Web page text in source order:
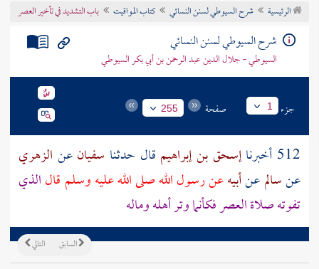
تراجم الأعلام
الرئيسية شرح السيوطي لسنن النسائي كتاب المواقيت باب التشديد في تأخير العصر
شرح السيوطي لسنن النسائي
السيوطي - جلال الدين عبد الرحمن بن أبي بكر السيوطي
جزء 1 صفحة 255
512 أخبرنا إسحق بن إبراهيم قال حدثنا سفيانعن الزهري
عنسالمعنأبيهعن رسول الله صلى الله عليه وسلم قالالذي
تفوته صلاة العصر فكأنما وتر أهله وماله
التالي السابق